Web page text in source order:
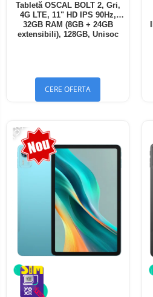
Tabletă OSCAL BOLT 2, Gri,
4G LTE, 11" HD IPS 90Hz,
32GB RAM (8GB + 24GB
extensibili), 128GB, Unisoc
CERE OFERTA
-13%